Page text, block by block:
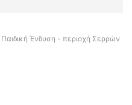
Ένδυση - περιοχή Σερρών